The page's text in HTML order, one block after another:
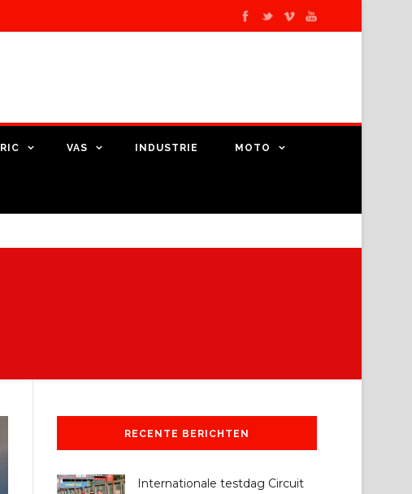
VAS INDUSTRIE MOTO
RECENTE BERICHTEN
Internationale testdag Circuit